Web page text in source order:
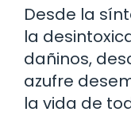
Desde la
la
dañinos,
azufre
la vida de